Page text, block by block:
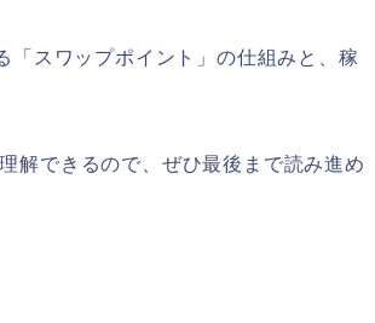
「スワップポイント」の仕組みと、稼
解できるので、ぜひ最後まで読み進め